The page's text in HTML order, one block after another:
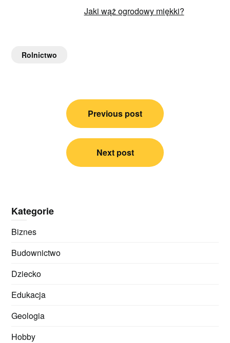
Jaki wąż ogrodowy miękki?
Rolnictwo
Nawigacja
Previous post
Next post
Kategorie
Biznes
Budownictwo
Dziecko
Edukacja
Geologia
Hobby